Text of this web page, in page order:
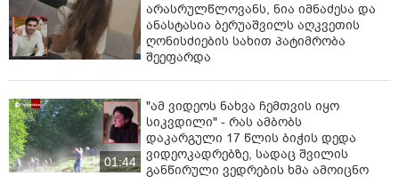
არასრულწლოვანს, ნია იმნაძესა და
ანასტასია ბერუაშვილს აღკვეთის
ღონისძიების სახით პატიმრობა
შეეფარდა
01:44
"ამ ვიდეოს ნახვა ჩემთვის იყო
სიკვდილი" - რას ამბობს
დაკარგული 17 წლის ბიჭის დედა
ვიდეოკადრებზე, სადაც შვილის
განწირული ვედრების ხმა ამოიცნო